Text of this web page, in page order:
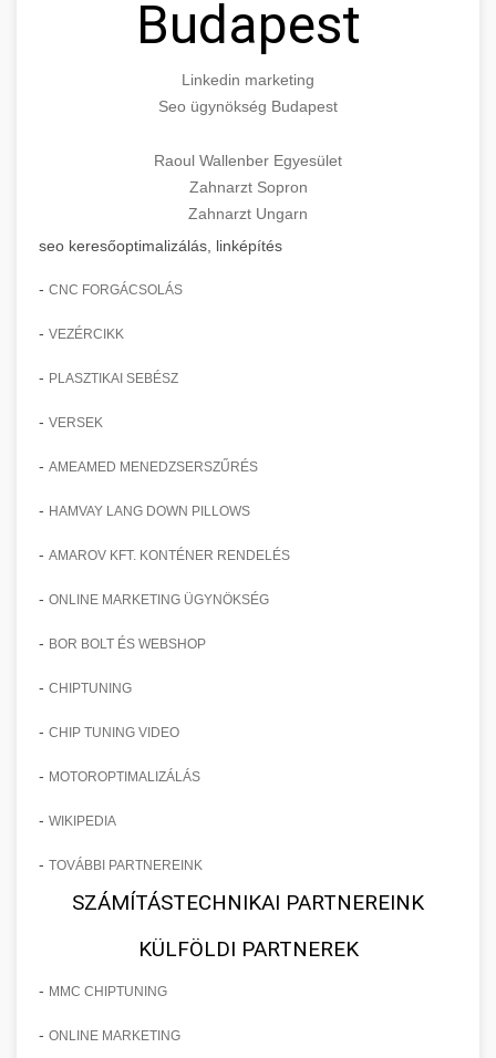
Budapest
Linkedin marketing
Seo ügynökség Budapest
Raoul Wallenber Egyesület
Zahnarzt Sopron
Zahnarzt Ungarn
seo keresőoptimalizálás, linképítés
- CNC FORGÁCSOLÁS
- VEZÉRCIKK
- PLASZTIKAI SEBÉSZ
- VERSEK
- AMEAMED MENEDZSERSZŰRÉS
- HAMVAY LANG DOWN PILLOWS
- AMAROV KFT. KONTÉNER RENDELÉS
- ONLINE MARKETING ÜGYNÖKSÉG
- BOR BOLT ÉS WEBSHOP
- CHIPTUNING
- CHIP TUNING VIDEO
- MOTOROPTIMALIZÁLÁS
- WIKIPEDIA
- TOVÁBBI PARTNEREINK
SZÁMÍTÁSTECHNIKAI PARTNEREINK
KÜLFÖLDI PARTNEREK
- MMC CHIPTUNING
- ONLINE MARKETING